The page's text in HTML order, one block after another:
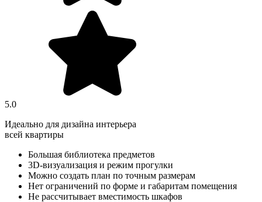
5.0
Идеально для дизайна интерьера
всей квартиры
Большая библиотека предметов
3D-визуализация и режим прогулки
Можно создать план по точным размерам
Нет ограничений по форме и габаритам помещения
Не рассчитывает вместимость шкафов